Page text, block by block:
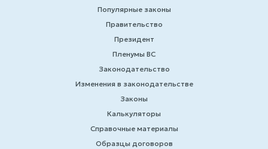
Популярные законы
Правительство
Президент
Пленумы ВС
Законодательство
Изменения в законодательстве
Законы
Калькуляторы
Справочные материалы
Образцы договоров